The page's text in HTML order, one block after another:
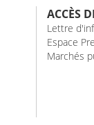
ACCÈS
Lettre
Espace
Marchés